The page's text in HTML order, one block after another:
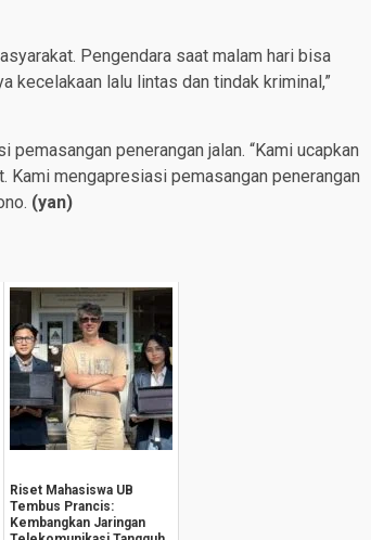
Pengendara saat malam hari bisa
kecelakaan lalu lintas dan tindak kriminal,”
penerangan jalan. “Kami ucapkan
Kami mengapresiasi pemasangan penerangan
(yan)
Riset Mahasiswa UB
Tembus Prancis:
Kembangkan Jaringan